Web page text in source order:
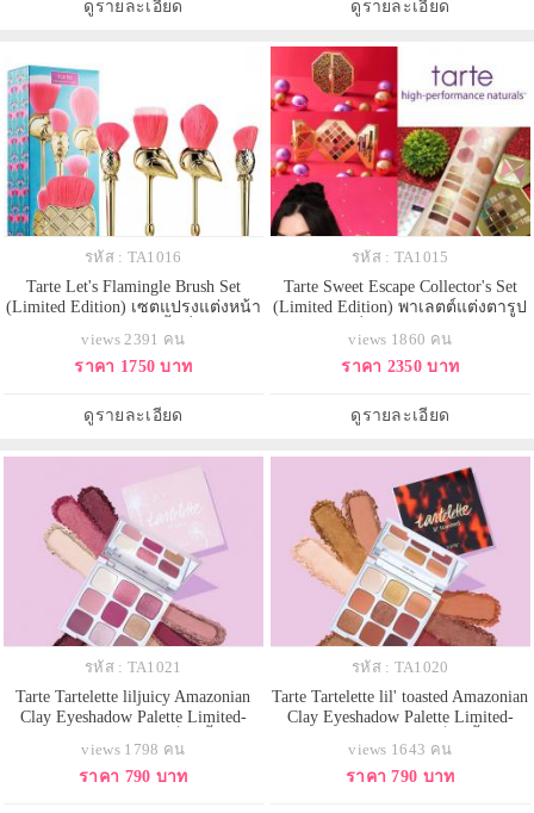
ขนตาแข็งแรงไม่หลุดร่วงได้ง่าย
ดูรายละเอียด
บำรุงผิวบริเวณรอบดวงตา ในเ
ดูรายละเอียด
รหัส : TA1016
Tarte Let's Flamingle Brush Set
(Limited Edition) เซตแปรงแต่งหน้า
บันดาลใจมาจากสัปปะรด และนกฟ
ลามิงโก
views 2391 คน
ราคา 1750 บาท
ดูรายละเอียด
รหัส : TA1015
Tarte Sweet Escape Collector's Set
(Limited Edition) พาเลตต์แต่งตารูป
โดว์ชิมเมอร์โทนสีหวานๆ ถึง 25 เฉด
สี บลัช 2 สี บรอนเซอร์ 1 สี ไฮไลท์ 1
ครบจบจริงในพาเลตเดียวสีสวยทั้ง
บลัชออนและอ
views 1860 คน
ราคา 2350 บาท
ดูรายละเอียด
รหัส : TA1021
Tarte Tartelette liljuicy Amazonian
Clay Eyeshadow Palette Limited-
กล่อง) พาเลตอายแชโดว์ สีโทนโร
แมนติกนุ่มนวลอบอุ่นหวานละมุน มี
views 1798 คน
ราคา 790 บาท
รหัส : TA1020
Tarte Tartelette lil' toasted Amazonian
Clay Eyeshadow Palette Limited-
กล่อง) พาเลตอายแชโดว์สีโทนน้ำ
ตาลเมทัลลิคเพิ่มลูกเล่นความน่า
views 1643 คน
ราคา 790 บาท